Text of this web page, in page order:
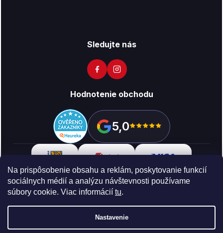
Na prispôsobenie obsahu a reklám, poskytovanie funkcií
sociálnych médií a analýzu návštevnosti používame
súbory cookie. Viac informácií tu.
Nastavenie
Sledujte nás
Hodnotenie obchodu
5,0
Copyright 2026Vikon. Všetky práva vyhradené.Upraviť
nastavenie cookies
Vytvoril Shoptet Preium